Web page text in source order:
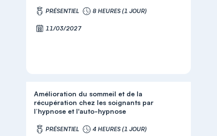
PRÉSENTIEL 8 HEURES (1 JOUR)
11/03/2027
Amélioration du sommeil et de la
récupération chez les soignants par
l’hypnose et l'auto-hypnose
PRÉSENTIEL 4 HEURES (1 JOUR)